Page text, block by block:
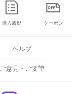
購入履歴 クーポン
ヘルプ
ご意見・ご要望